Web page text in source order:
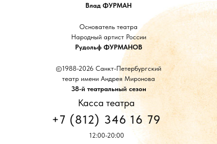
Влад ФУРМАН
12:00-20:00
+7 (812) 346 16 79
©1988-2026 Санкт-Петербургский
театр имени Андрея Миронова
38-й театральный сезон
Основатель театра
Народный артист России
Рудольф ФУРМАНОВ
Касса театра